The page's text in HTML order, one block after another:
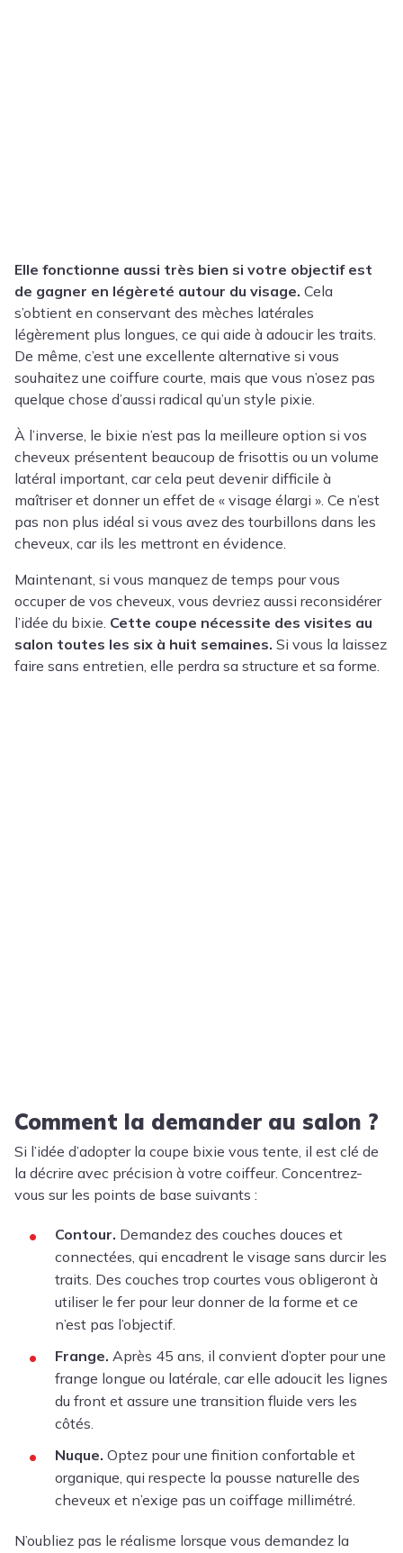
Elle fonctionne aussi très bien si votre objectif est
de gagner en légèreté autour du visage. Cela
s’obtient en conservant des mèches latérales
légèrement plus longues, ce qui aide à adoucir les traits.
De même, c’est une excellente alternative si vous
souhaitez une coiffure courte, mais que vous n’osez pas
quelque chose d’aussi radical qu’un style pixie.
À l’inverse, le bixie n’est pas la meilleure option si vos
cheveux présentent beaucoup de frisottis ou un volume
latéral important, car cela peut devenir difficile à
maîtriser et donner un effet de « visage élargi ». Ce n’est
pas non plus idéal si vous avez des tourbillons dans les
cheveux, car ils les mettront en évidence.
Maintenant, si vous manquez de temps pour vous
occuper de vos cheveux, vous devriez aussi reconsidérer
l’idée du bixie. Cette coupe nécessite des visites au
salon toutes les six à huit semaines. Si vous la laissez
faire sans entretien, elle perdra sa structure et sa forme.
Comment la demander au salon ?
Si l’idée d’adopter la coupe bixie vous tente, il est clé de
la décrire avec précision à votre coiffeur. Concentrez-
vous sur les points de base suivants :
Contour. Demandez des couches douces et
connectées, qui encadrent le visage sans durcir les
traits. Des couches trop courtes vous obligeront à
utiliser le fer pour leur donner de la forme et ce
n’est pas l’objectif.
Frange. Après 45 ans, il convient d’opter pour une
frange longue ou latérale, car elle adoucit les lignes
du front et assure une transition fluide vers les
côtés.
Nuque. Optez pour une finition confortable et
organique, qui respecte la pousse naturelle des
cheveux et n’exige pas un coiffage millimétré.
N’oubliez pas le réalisme lorsque vous demandez la